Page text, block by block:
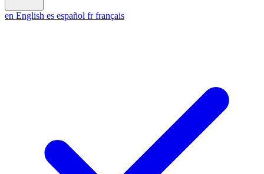
en English es español fr français